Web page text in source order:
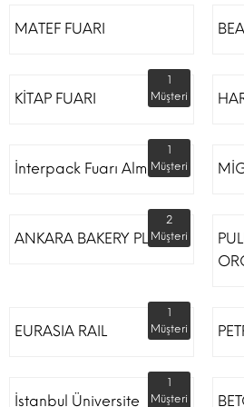
MATEF FUARI
KİTAP FUARI
1
Müşteri
İnterpack Fuarı Almanya
1
Müşteri
ANKARA BAKERY PLUS
2
Müşteri
EURASIA RAIL
1
Müşteri
İstanbul Üniversite
1
Müşteri